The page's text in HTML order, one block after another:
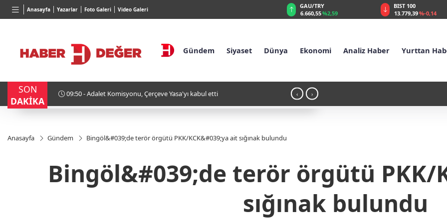
Anasayfa Yazarlar Foto Galeri Video Galeri
%0,90
BGN
27,9743%-0,22 %2,59 %-0,14
Gündem Siyaset Dünya Ekonomi Analiz Haber Yurttan
SON
DAKİKA
09:50 - Adalet Komisyonu, Çerçeve Yasa'yı kabul etti ‹ ›
Anasayfa Gündem Bingöl&#039;de terör örgütü PKK/KCK&#039;ya ait sığınak bulundu
Bingöl&#039;de terör örgütü PKK/
sığınak bulundu